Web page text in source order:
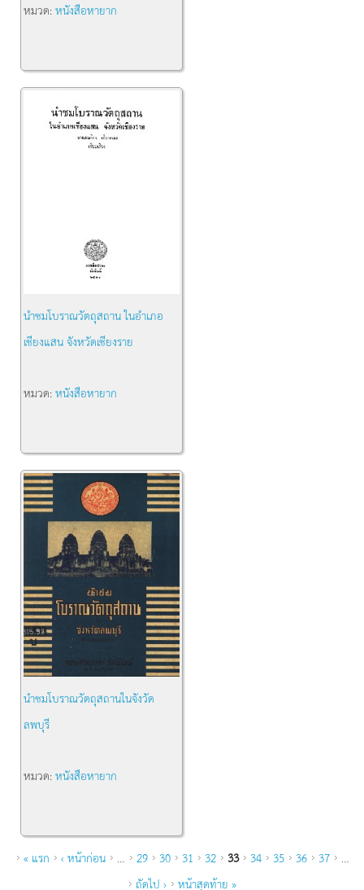
หมวด:หนังสือหายาก
นำชมโบราณวัตถุสถาน ในอำเภอ
เชียงแสน จังหวัดเชียงราย
หมวด:หนังสือหายาก
นำชมโบราณวัตถุสถานในจังวัด
ลพบุรี
หมวด:หนังสือหายาก
หน้า
« แรก ‹ หน้าก่อน … 29 30 31 32 33 34 35 36 37
…
ถัดไป ›
หน้าสุดท้าย »